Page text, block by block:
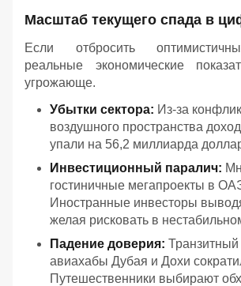
Масштаб текущего спада в
Если отбросить
реальные экономические
угрожающе.
Убытки сектора: Из-за
воздушного пространства
упали на 56,2 миллиарда
Инвестиционный паралич:
гостиничные мегапроекты в
Иностранные инвесторы
желая рисковать в
Падение доверия: Транзитный
авиахабы Дубая и Дохи
Путешественники выбирают